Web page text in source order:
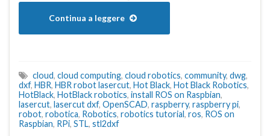
Continua a leggere
cloud, cloud computing, cloud robotics, community, dwg,
dxf, HBR, HBR robot lasercut, Hot Black, Hot Black Robotics,
HotBlack, HotBlack robotics, install ROS on Raspbian,
lasercut, lasercut dxf, OpenSCAD, raspberry, raspberry pi,
robot, robotica, Robotics, robotics tutorial, ros, ROS on
Raspbian, RPi, STL, stl2dxf